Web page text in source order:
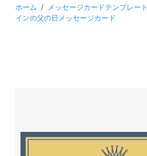
ホーム / メッセージカードテンプレート
インの父の日メッセージカード